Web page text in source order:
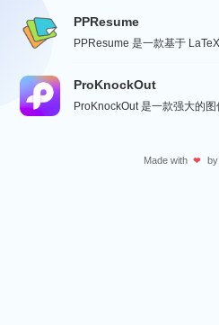
PPResume
ProKnockOut
Made with ❤ by